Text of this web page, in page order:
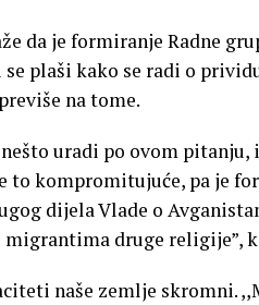
da je formiranje Radne
plaši kako se radi o
na tome.
uradi po ovom
kompromitujuće, pa je
dijela Vlade o
druge religije”,
naše zemlje skromni.